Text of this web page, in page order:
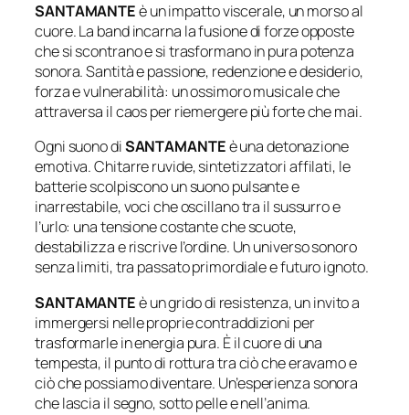
SANTAMANTEè un impatto viscerale, un morso al
cuore. La band incarna la fusione di forze opposte
che si scontrano e si trasformano in pura potenza
sonora. Santità e passione, redenzione e desiderio,
forza e vulnerabilità: un ossimoro musicale che
attraversa il caos per riemergere più forte che mai.
Ogni suono diSANTAMANTEè una detonazione
emotiva. Chitarre ruvide, sintetizzatori affilati, le
batterie scolpiscono un suono pulsante e
inarrestabile, voci che oscillano tra il sussurro e
l’urlo: una tensione costante che scuote,
destabilizza e riscrive l’ordine. Un universo sonoro
senza limiti, tra passato primordiale e futuro ignoto.
SANTAMANTEè un grido di resistenza, un invito a
immergersi nelle proprie contraddizioni per
trasformarle in energia pura. È il cuore di una
tempesta, il punto di rottura tra ciò che eravamo e
ciò che possiamo diventare. Un’esperienza sonora
che lascia il segno, sotto pelle e nell’anima.